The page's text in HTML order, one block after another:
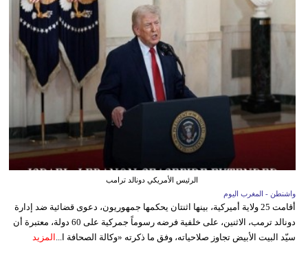
الرئيس الأمريكي دونالد ترامب
واشنطن - المغرب اليوم
أقامت 25 ولاية أميركية، بينها اثنتان يحكمها جمهوريون، دعوى قضائية ضد إدارة
دونالد ترمب، الاثنين، على خلفية فرضه رسوماً جمركية على 60 دولة، معتبرة أن
سيّد البيت الأبيض تجاوز صلاحياته، وفق ما ذكرته «وكالة الصحافة ا...
المزيد